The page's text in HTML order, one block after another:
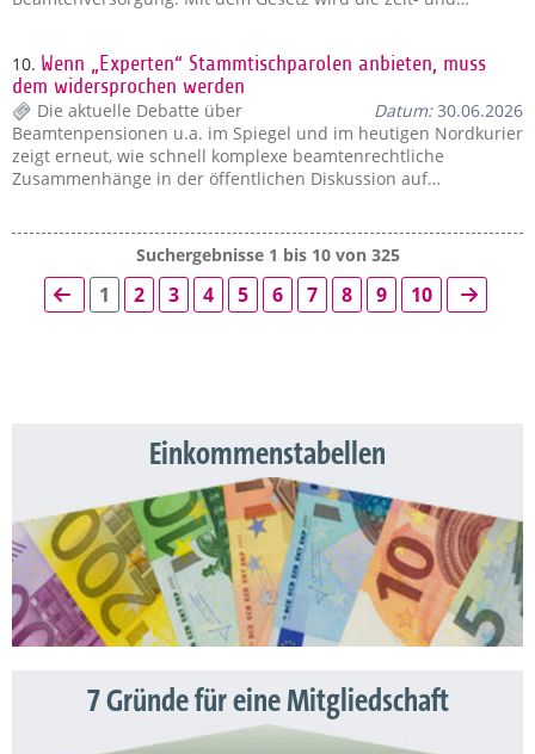
10. Wenn „Experten“ Stammtischparolen anbieten, muss
dem widersprochen werden
Datum:30.06.2026
Die aktuelle Debatte über
Beamtenpensionen u.a. im Spiegel und im heutigen Nordkurier
zeigt erneut, wie schnell komplexe beamtenrechtliche
Zusammenhänge in der öffentlichen Diskussion auf…
Suchergebnisse 1 bis 10 von 325
1 2 3 4 5 6 7 8 9 10
Einkommenstabellen
7 Gründe für eine Mitgliedschaft